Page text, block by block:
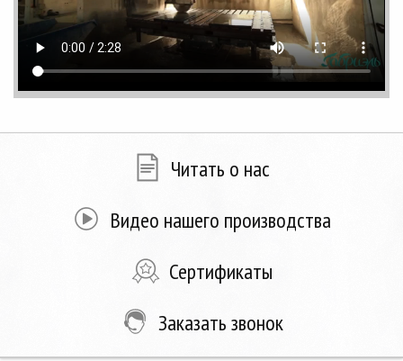
Читать о нас
Видео нашего производства
Сертификаты
Заказать звонок